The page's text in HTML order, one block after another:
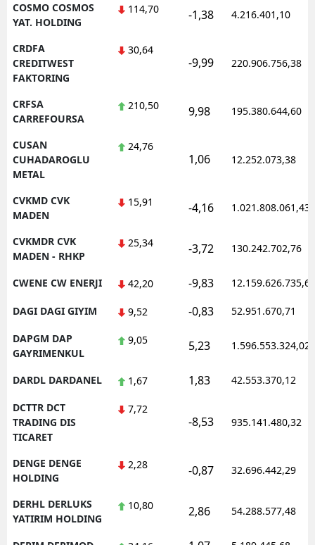
COSMO COSMOS
YAT. HOLDING
114,70 -1,38 4.216.401,10
CRDFA
CREDITWEST
FAKTORING
30,64
-9,99 220.906.756,38
CRFSA
CARREFOURSA
210,50 9,98 195.380.644,60
CUSAN
CUHADAROGLU
METAL
24,76
1,06 12.252.073,38
CVKMD CVK
MADEN
15,91 -4,16 1.021.808.061,43
CVKMDR CVK
MADEN - RHKP
25,34 -3,72 130.242.702,76
CWENE CW ENERJI 42,20 -9,83 12.159.626.735,62
DAGI DAGI GIYIM 9,52 -0,83 52.951.670,71
DAPGM DAP
GAYRIMENKUL
9,05 5,23 1.596.553.324,02
DARDL DARDANEL 1,67 1,83 42.553.370,12
DCTTR DCT
TRADING DIS
TICARET
7,72
-8,53 935.141.480,32
DENGE DENGE
HOLDING
2,28 -0,87 32.696.442,29
DERHL DERLUKS
YATIRIM HOLDING
10,80 2,86 54.288.577,48